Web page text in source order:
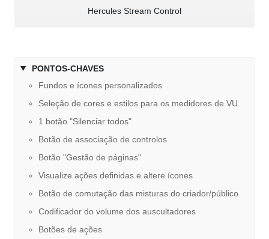
Hercules Stream Control
PONTOS-CHAVES
Fundos e ícones personalizados
Seleção de cores e estilos para os medidores de VU
1 botão "Silenciar todos"
Botão de associação de controlos
Botão "Gestão de páginas"
Visualize ações definidas e altere ícones
Botão de comutação das misturas do criador/público
Codificador do volume dos auscultadores
Botões de ações